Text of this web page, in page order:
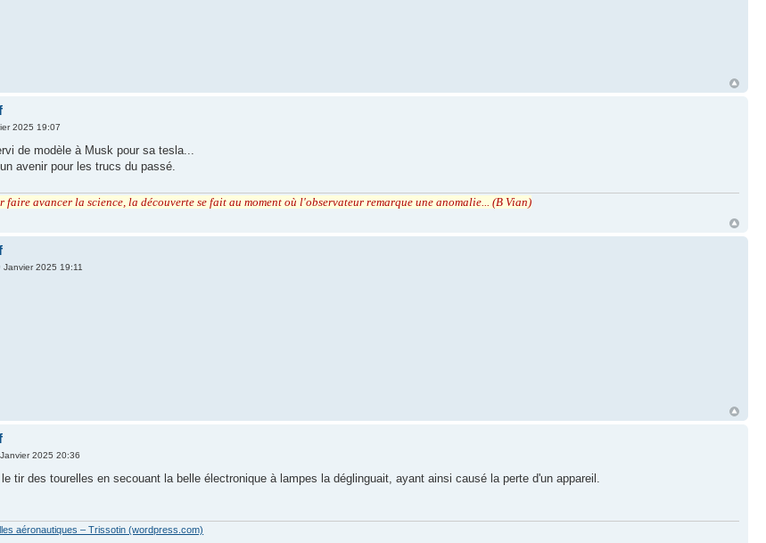
2025 19:07
de modèle à Musk pour sa tesla...
avenir pour les trucs du passé.
avancer la science, la découverte se fait au moment où l'observateur remarque une anomalie... (B Vian)
Janvier 2025 19:11
2025 20:36
tir des tourelles en secouant la belle électronique à lampes la déglinguait, ayant ainsi causé la perte d'un appareil.
aéronautiques – Trissotin (wordpress.com)